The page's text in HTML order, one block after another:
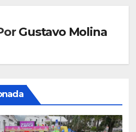
Gustavo Molina